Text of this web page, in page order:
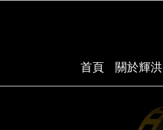
首頁 關於輝洪